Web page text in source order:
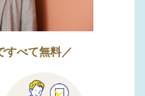
すべて無料／